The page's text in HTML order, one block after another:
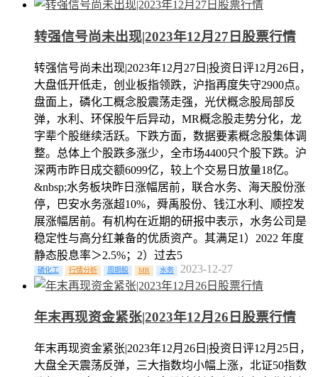
转强信号尚未出现|2023年12月27日股票行情
转强信号尚未出现|2023年12月27日|投资日评12月26日，
大盘低开低走，创业板指领跌，沪指再度失守2900点。
盘面上，磷化工概念股震荡走强，光伏概念股局部反
弹，水利、环保股午后异动，MR概念股走势分化，龙
字辈个股继续活跃。下跌方面，数据要素概念股集体调
整。总体上个股跌多涨少，全市场4400只个股下跌。沪
深两市昨日成交额6099亿，较上个交易日放量18亿。
&nbsp;水务板块昨日涨幅居前，联合水务、海天股份涨
停，巴安水务涨超10%，舜禹股份、钱江水利、顺控发
展涨幅居前。有机构在近期的研报中表示，水务公司是
稳定性与高分红兼备的优质资产。其满足1）2022 年度
静态股息率＞2.5%；2）过去5
磷化工 行情分析 周期股 MR 水务 2023-12-27
年末再现资金紧张|2023年12月26日股票行情
年末再现资金紧张|2023年12月26日|投资日评12月25日，
大盘全天震荡反弹，三大指数均小幅上涨，北证50指数